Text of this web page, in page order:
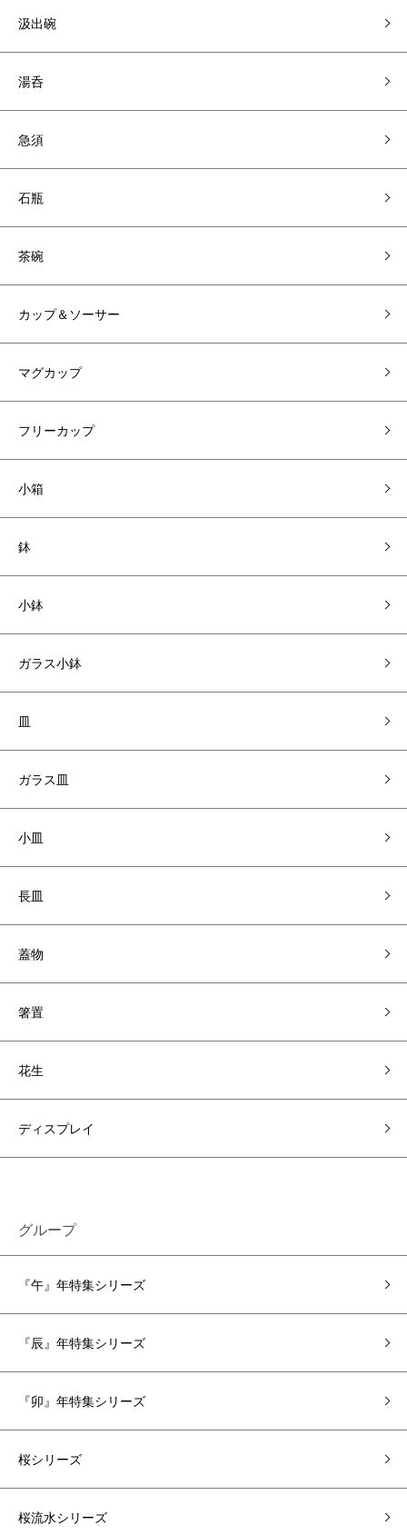
汲出碗
湯呑
急須
石瓶
茶碗
カップ＆ソーサー
マグカップ
フリーカップ
小箱
鉢
小鉢
ガラス小鉢
皿
ガラス皿
小皿
長皿
蓋物
箸置
花生
ディスプレイ
グループ
『午』年特集シリーズ
『辰』年特集シリーズ
『卯』年特集シリーズ
桜シリーズ
桜流水シリーズ